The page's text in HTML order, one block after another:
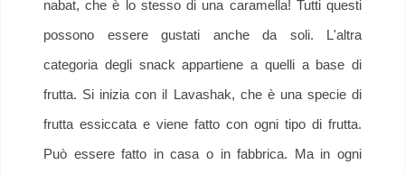
nabat, che è lo stesso di una caramella! Tutti questi
possono essere gustati anche da soli. L'altra
categoria degli snack appartiene a quelli a base di
frutta. Si inizia con il Lavashak, che è una specie di
frutta essiccata e viene fatto con ogni tipo di frutta.
Può essere fatto in casa o in fabbrica. Ma in ogni